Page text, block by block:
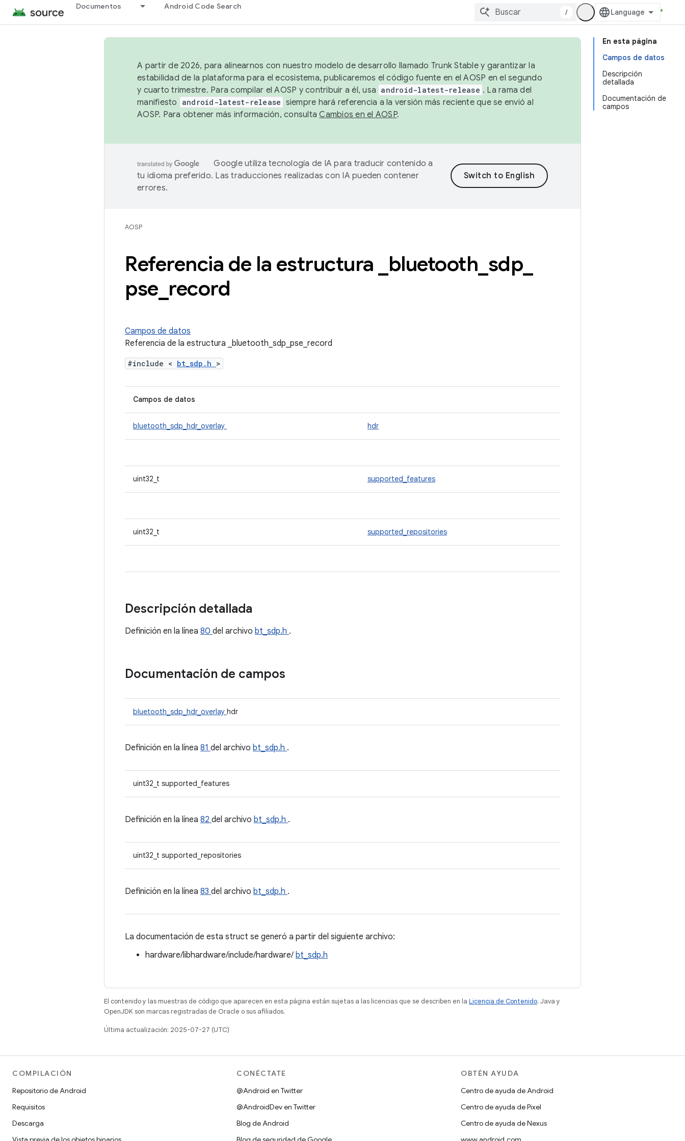
Documentos Android Code Search
/
En esta página
Campos de datos
Descripción
detallada
Documentación de
campos
A partir de 2026, para alinearnos con nuestro modelo de desarrollo llamado Trunk Stable y garantizar la
estabilidad de la plataforma para el ecosistema, publicaremos el código fuente en el AOSP en el segundo
y cuarto trimestre. Para compilar el AOSP y contribuir a él, usa android-latest-release . La rama del
manifiesto
android-latest-release siempre hará referencia a la versión más reciente que se envió al
AOSP. Para obtener más información, consultaCambios en el AOSP.
Google utiliza tecnología de IA para traducir contenido a
tu idioma preferido. Las traducciones realizadas con IA pueden contener
errores.
AOSP
Referencia de la estructura bluetooth sdp
pse record
Campos de datos
Referencia de la estructura _bluetooth_sdp_pse_record
#include < bt_sdp.h >
Campos de datos
bluetooth_sdp_hdr_overlay hdr
uint32_t supported_features
uint32_t supported_repositories
Descripción detallada
Definición en la línea 80 del archivo bt_sdp.h .
Documentación de campos
bluetooth_sdp_hdr_overlay hdr
Definición en la línea 81 del archivo bt_sdp.h .
uint32_t supported_features
Definición en la línea 82 del archivo bt_sdp.h .
uint32_t supported_repositories
Definición en la línea 83 del archivo bt_sdp.h .
La documentación de esta struct se generó a partir del siguiente archivo:
hardware/libhardware/include/hardware/ bt_sdp.h
El contenido y las muestras de código que aparecen en esta página están sujetas a las licencias que se describen en la Licencia de Contenido. Java y
OpenJDK son marcas registradas de Oracle o sus afiliados.
Última actualización: 2025-07-27 (UTC)
COMPILACIÓN
Repositorio de Android
Requisitos
Descarga
CONÉCTATE
@Android en Twitter
@AndroidDev en Twitter
Blog de Android
OBTÉN AYUDA
Centro de ayuda de Android
Centro de ayuda de Pixel
Centro de ayuda de Nexus